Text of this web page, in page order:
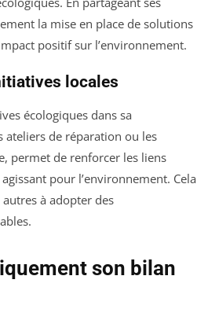
la mise en place de solutions
positif sur l’environnement.
locales
écologiques dans sa
ateliers de réparation ou les
permet de renforcer les liens
pour l’environnement. Cela
à adopter des
son bilan